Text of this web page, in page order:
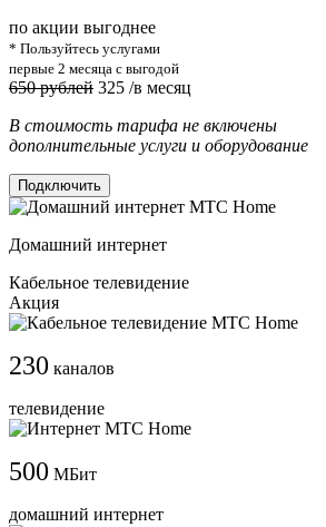
по акции выгоднее
* Пользуйтесь услугами
первые 2 месяца с выгодой
650 рублей 325 /в месяц
В стоимость тарифа не включены
дополнительные услуги и оборудование
Подключить
Домашний интернет
Кабельное телевидение
Акция
230 каналов
телевидение
500 МБит
домашний интернет